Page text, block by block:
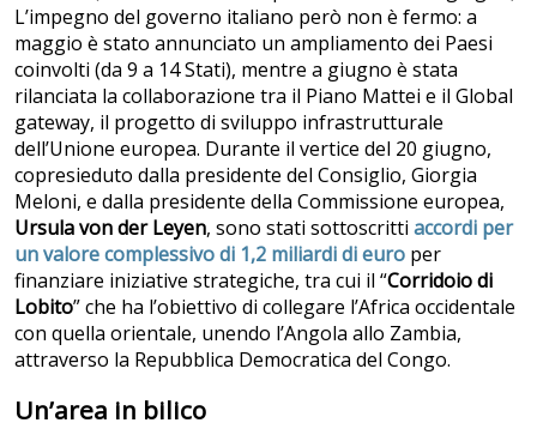
L’impegno del governo italiano però non è fermo: a
maggio è stato annunciato un ampliamento dei Paesi
coinvolti (da 9 a 14 Stati), mentre a giugno è stata
rilanciata la collaborazione tra il Piano Mattei e il Global
gateway, il progetto di sviluppo infrastrutturale
dell’Unione europea. Durante il vertice del 20 giugno,
copresieduto dalla presidente del Consiglio, Giorgia
Meloni, e dalla presidente della Commissione europea,
Ursula von der Leyen, sono stati sottoscritti accordi per
un valore complessivo di 1,2 miliardi di euro per
finanziare iniziative strategiche, tra cui il “Corridoio di
Lobito” che ha l’obiettivo di collegare l’Africa occidentale
con quella orientale, unendo l’Angola allo Zambia,
attraverso la Repubblica Democratica del Congo.
Un’area in bilico